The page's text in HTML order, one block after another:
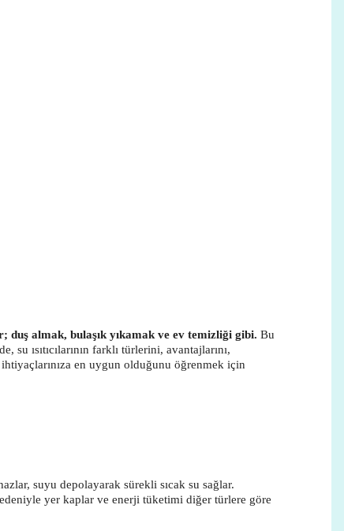
duş almak, bulaşık yıkamak ve ev temizliği gibi. Bu
su ısıtıcılarının farklı türlerini, avantajlarını,
ihtiyaçlarınıza en uygun olduğunu öğrenmek için
suyu depolayarak sürekli sıcak su sağlar.
yer kaplar ve enerji tüketimi diğer türlere göre